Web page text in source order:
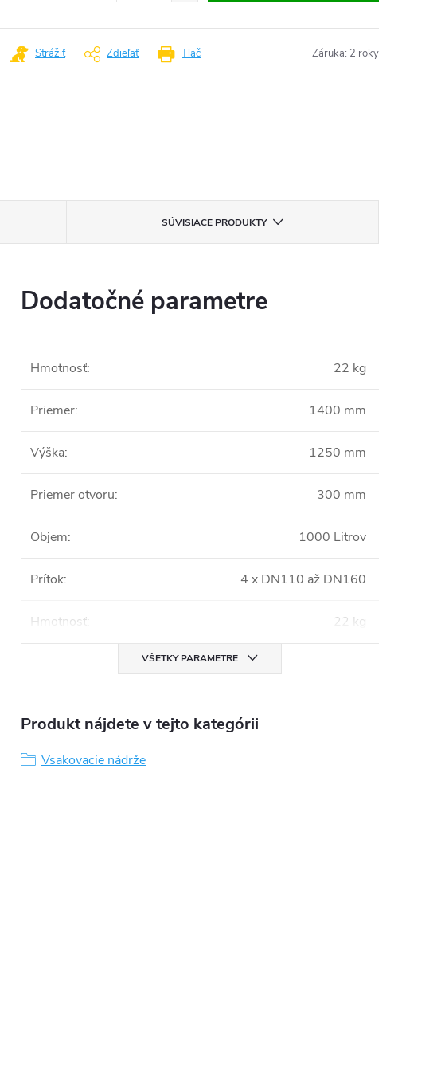
Tlač
Strážiť Zdieľať Záruka: 2 roky
SÚVISIACE PRODUKTY
Dodatočné parametre
Hmotnosť: 22 kg
Priemer: 1400 mm
Výška: 1250 mm
Priemer otvoru: 300 mm
Objem: 1000 Litrov
Prítok: 4 x DN110 až DN160
Hmotnosť: 22 kg
VŠETKY PARAMETRE
Produkt nájdete v tejto kategórii
Vsakovacie nádrže